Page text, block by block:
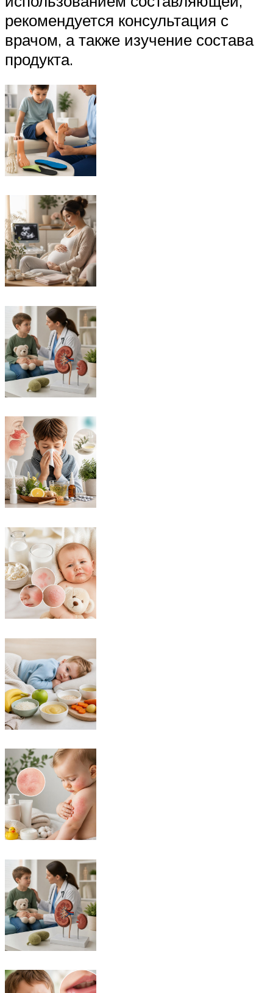
рекомендуется консультация с
врачом, а также изучение состава
продукта.